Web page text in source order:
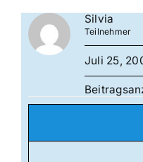
Silvia
Teilnehmer
Juli 25,